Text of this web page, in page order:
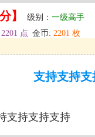
】 级别： 一级高手
2201 点 金币: 2201 枚
支持支持
支持支持支持